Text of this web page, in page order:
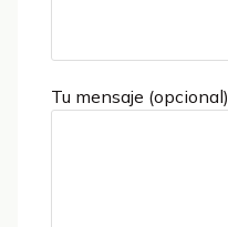
Tu mensaje (opcional)